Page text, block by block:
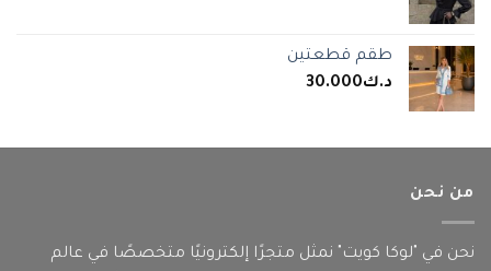
طقم قطعتين
د.ك30.000
من نحن
نحن في "لوكا كويت" نمثل متجرًا إلكترونيًا متخصصًا في عالم